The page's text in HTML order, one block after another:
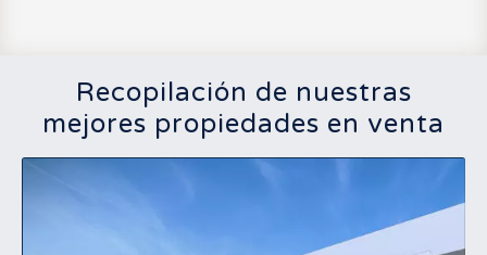
Recopilación de nuestras
mejores propiedades en venta